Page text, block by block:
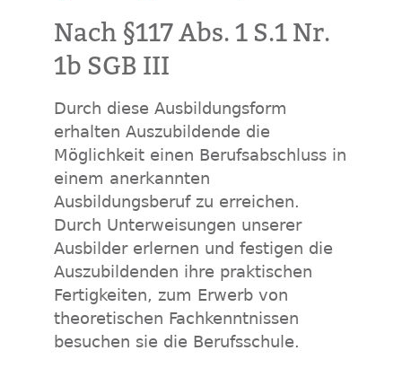
Nach §117 Abs. 1 S.1 Nr.
1b SGB III
Durch diese Ausbildungsform
erhalten Auszubildende die
Möglichkeit einen Berufsabschluss in
einem anerkannten
Ausbildungsberuf zu erreichen.
Durch Unterweisungen unserer
Ausbilder erlernen und festigen die
Auszubildenden ihre praktischen
Fertigkeiten, zum Erwerb von
theoretischen Fachkenntnissen
besuchen sie die Berufsschule.